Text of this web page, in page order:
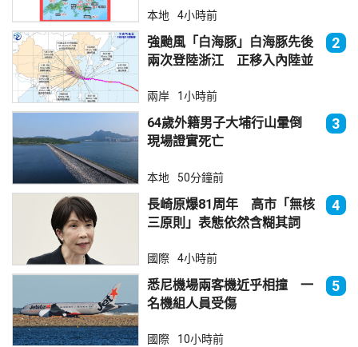
本地 4小時前
強颱風「白海豚」白海豚先後
兩次登陸浙江 正移入內陸並
2
兩岸 1小時前
64歲外籍男子大埔行山暈倒
現場證實死亡
3
本地 50分鐘前
長崎原爆81周年 高市「無核
三原則」表態依然含糊其詞
4
國際 4小時前
悉尼機場兩客機近乎相撞 一
名機組人員受傷
5
國際 10小時前